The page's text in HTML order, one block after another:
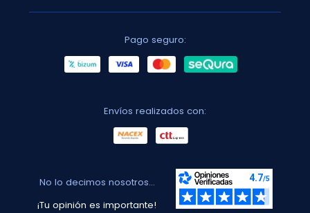
Pago seguro:
Envíos realizados con:
No lo decimos nosotros...
¡Tu opinión es importante!